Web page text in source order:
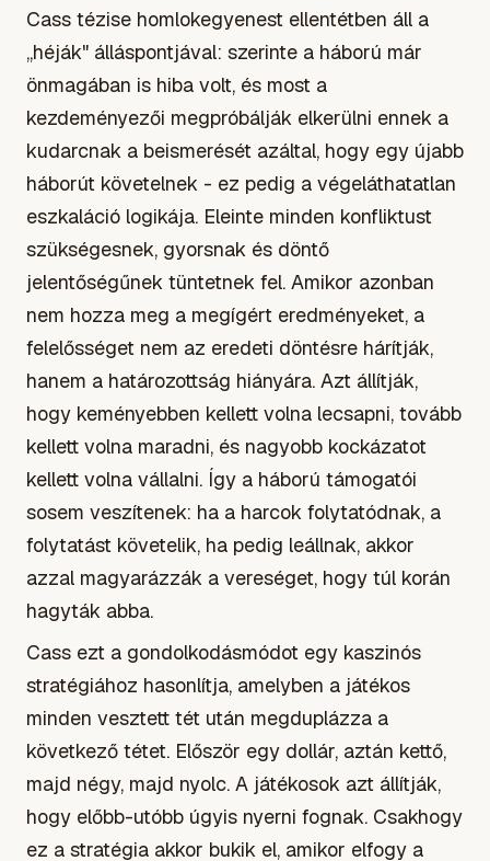
Cass tézise homlokegyenest ellentétben áll a
„héják" álláspontjával: szerinte a háború már
önmagában is hiba volt, és most a
kezdeményezői megpróbálják elkerülni ennek a
kudarcnak a beismerését azáltal, hogy egy újabb
háborút követelnek - ez pedig a végeláthatatlan
eszkaláció logikája. Eleinte minden konfliktust
szükségesnek, gyorsnak és döntő
jelentőségűnek tüntetnek fel. Amikor azonban
nem hozza meg a megígért eredményeket, a
felelősséget nem az eredeti döntésre hárítják,
hanem a határozottság hiányára. Azt állítják,
hogy keményebben kellett volna lecsapni, tovább
kellett volna maradni, és nagyobb kockázatot
kellett volna vállalni. Így a háború támogatói
sosem veszítenek: ha a harcok folytatódnak, a
folytatást követelik, ha pedig leállnak, akkor
azzal magyarázzák a vereséget, hogy túl korán
hagyták abba.
Cass ezt a gondolkodásmódot egy kaszinós
stratégiához hasonlítja, amelyben a játékos
minden vesztett tét után megduplázza a
következő tétet. Először egy dollár, aztán kettő,
majd négy, majd nyolc. A játékosok azt állítják,
hogy előbb-utóbb úgyis nyerni fognak. Csakhogy
ez a stratégia akkor bukik el, amikor elfogy a